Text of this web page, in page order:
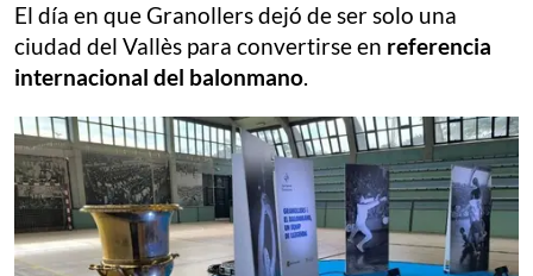
El día en que Granollers dejó de ser solo una
ciudad del Vallès para convertirse en referencia
internacional del balonmano.